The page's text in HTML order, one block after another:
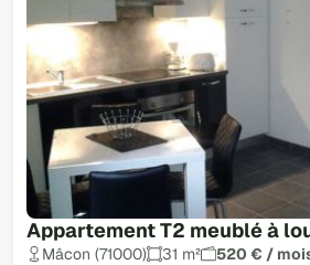
Appartement T2 meublé à
Mâcon (71000) 31 m² 520 € /